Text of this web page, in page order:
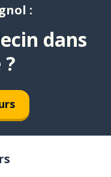
:
dans